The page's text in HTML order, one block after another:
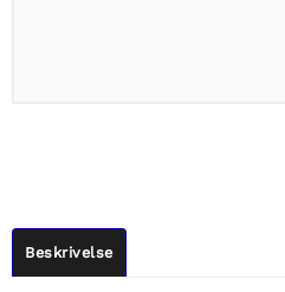
Beskrivelse